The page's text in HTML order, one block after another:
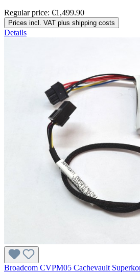
Regular price: €1,499.90
Prices incl. VAT plus shipping costs
Details
Broadcom CVPM05 Cachevault